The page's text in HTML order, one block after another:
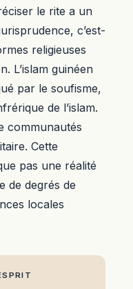
le rite a un
c’est-
religieuses
L’islam guinéen
par le soufisme,
de l’islam.
communautés
Cette
pas une réalité
de degrés de
locales